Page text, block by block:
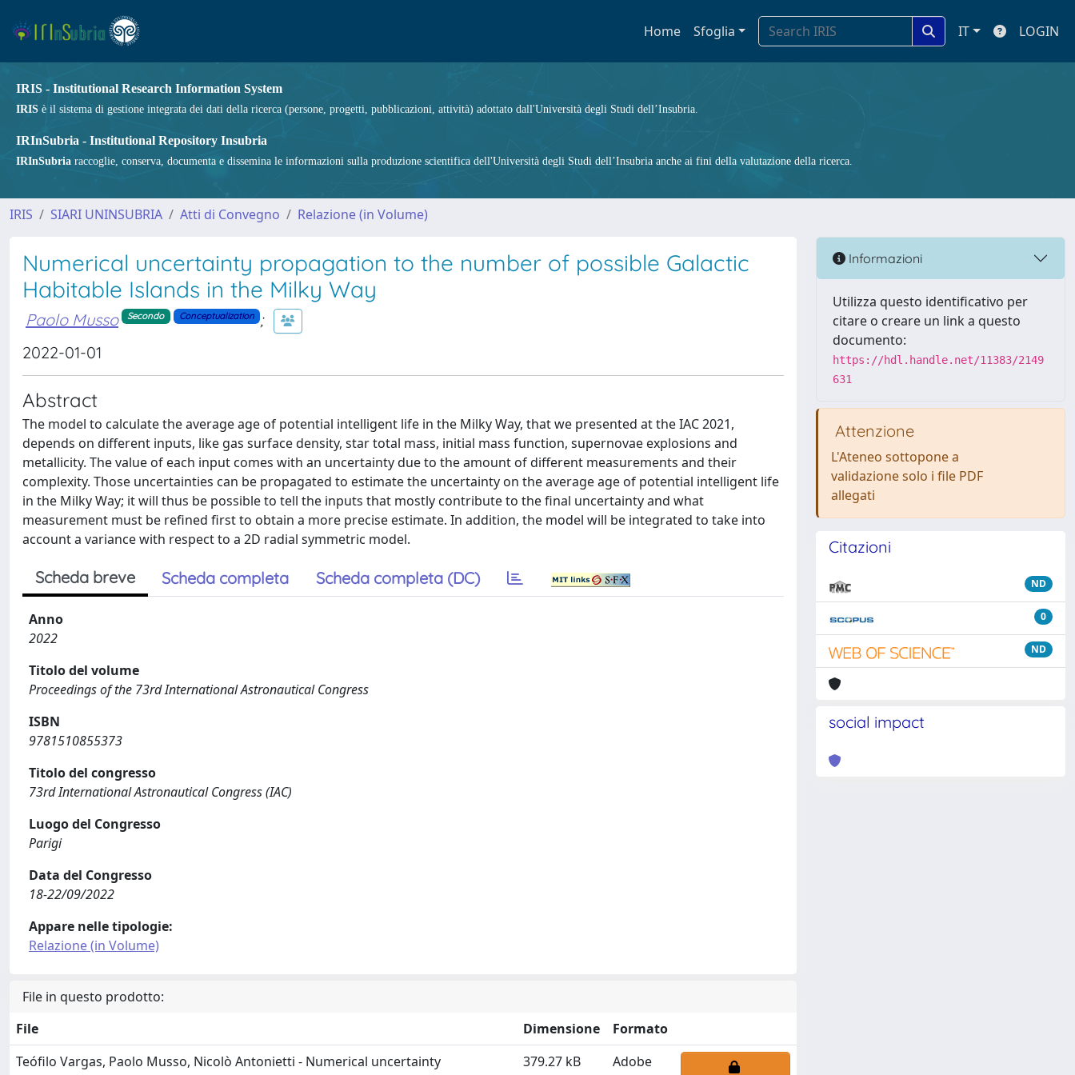
Home Sfoglia IT LOGIN
IRIS - Institutional Research Information System
IRIS è il sistema di gestione integrata dei dati della ricerca (persone, progetti, pubblicazioni, attività) adottato dall'Università degli Studi dell’Insubria.
IRInSubria - Institutional Repository Insubria
IRInSubria raccoglie, conserva, documenta e dissemina le informazioni sulla produzione scientifica dell'Università degli Studi dell’Insubria anche ai fini della valutazione della ricerca.
IRIS SIARI UNINSUBRIA Atti di Convegno Relazione (in Volume)
Numerical uncertainty propagation to the number of possible Galactic
Habitable Islands in the Milky Way
Paolo Musso Secondo Conceptualization
;
2022-01-01
Abstract
The model to calculate the average age of potential intelligent life in the Milky Way, that we presented at the IAC 2021,
depends on different inputs, like gas surface density, star total mass, initial mass function, supernovae explosions and
metallicity. The value of each input comes with an uncertainty due to the amount of different measurements and their
complexity. Those uncertainties can be propagated to estimate the uncertainty on the average age of potential intelligent life
in the Milky Way; it will thus be possible to tell the inputs that mostly contribute to the final uncertainty and what
measurement must be refined first to obtain a more precise estimate. In addition, the model will be integrated to take into
account a variance with respect to a 2D radial symmetric model.
Scheda breve Scheda completa Scheda completa (DC)
Anno
2022
Titolo del volume
Proceedings of the 73rd International Astronautical Congress
ISBN
9781510855373
Titolo del congresso
73rd International Astronautical Congress (IAC)
Luogo del Congresso
Parigi
Data del Congresso
18-22/09/2022
Appare nelle tipologie:
Relazione (in Volume)
File in questo prodotto:
File
Dimensione
Formato
Teófilo Vargas, Paolo Musso, Nicolò Antonietti - Numerical uncertainty
379.27 kB
Adobe
Informazioni
Utilizza questo identificativo per
citare o creare un link a questo
documento:
https://hdl.handle.net/11383/2149
631
Attenzione
L'Ateneo sottopone a
validazione solo i file PDF
allegati
Citazioni
ND
0
ND
social impact